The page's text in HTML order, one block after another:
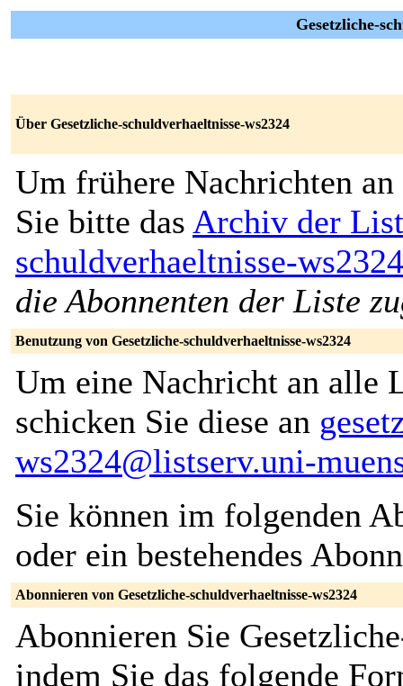
Gesetzliche-
Über Gesetzliche-schuldverhaeltnisse-ws2324
Um frühere Nachrichten an
Sie bitte das Archiv der
schuldverhaeltnisse-ws2324
die Abonnenten der Liste
Benutzung von Gesetzliche-schuldverhaeltnisse-ws2324
Um eine Nachricht an alle
schicken Sie diese an
ws2324@listserv.uni-
Sie können im folgenden
oder ein bestehendes
Abonnieren von Gesetzliche-schuldverhaeltnisse-ws2324
Abonnieren Sie
indem Sie das folgende